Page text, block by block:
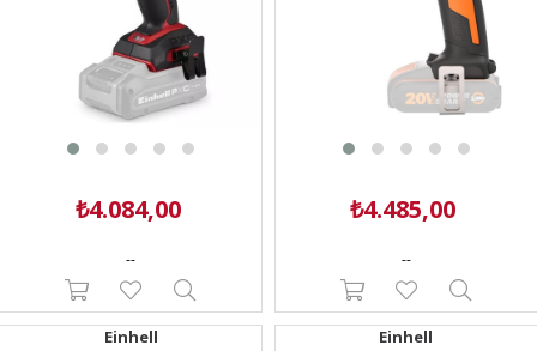
₺4.084,00
--
₺4.485,00
--
Einhell
Einhell